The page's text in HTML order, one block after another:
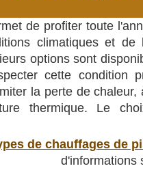
de profiter toute
climatiques et de
options sont
cette condition
la perte de chaleur,
thermique. Le
de chauffages de
d'informations